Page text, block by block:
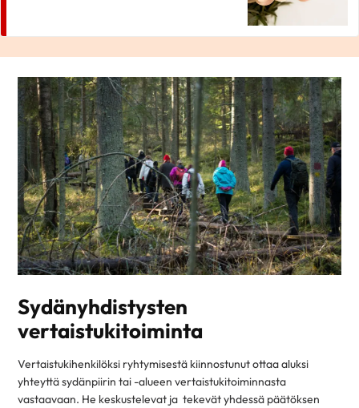
Sydänyhdistysten
vertaistukitoiminta
Vertaistukihenkilöksi ryhtymisestä kiinnostunut ottaa aluksi
yhteyttä sydänpiirin tai -alueen vertaistukitoiminnasta
vastaavaan. He keskustelevat ja tekevät yhdessä päätöksen